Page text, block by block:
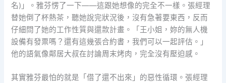
名)」。雅芬愣了一下——這跟她想像的完全不一樣。張經理
替她倒了杯熱茶，聽她說完狀況後，沒有急著要東西，反而
仔細問了她的工作性質與還款計畫。「王小姐，妳的無人機
設備有發票嗎？還有這幾張合約書，我們可以一起評估。」
他的語氣像鄰居大叔在討論周末烤肉，完全沒有壓迫感。
其實雅芬最怕的就是「借了還不出來」的惡性循環。張經理